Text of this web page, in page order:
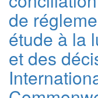
de
étude à la
et des